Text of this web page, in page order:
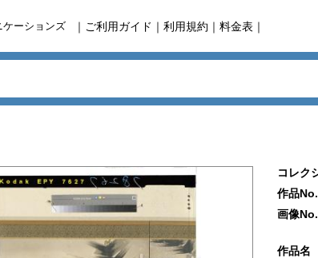
ケーションズ ｜ ご利用ガイド ｜ 利用規約 ｜ 料金表 ｜
コレク
作品No.
画像No.
作品名